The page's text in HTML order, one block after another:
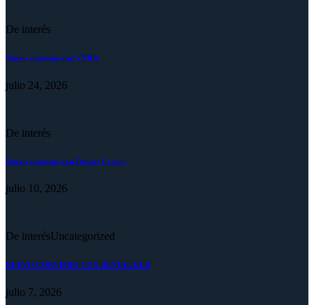
De interés
Nuevo convenio con VYRA
julio 24, 2026
De interés
Nuevo convenio con Deport Cream
julio 10, 2026
De interésUncategorized
NUEVO CONVENIO CON DENTAL HUB
julio 7, 2026